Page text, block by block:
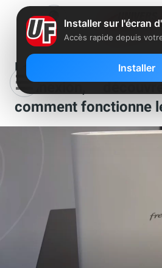
La Freebox Pro ne
connexion,
comment fonctionne
Installer sur l'écran
Accès rapide depuis
Installer